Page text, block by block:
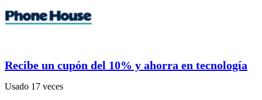
Recibe un cupón del 10% y ahorra en tecnología
Usado 17 veces